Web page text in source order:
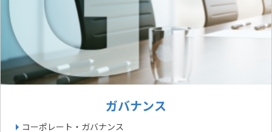
ガバナンス
コーポレート・ガバナンス